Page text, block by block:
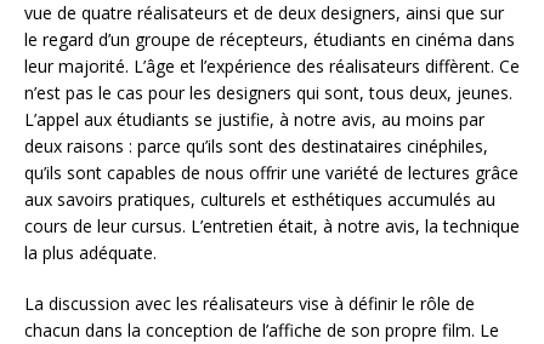
vue de quatre réalisateurs et de deux designers, ainsi que sur
le regard d’un groupe de récepteurs, étudiants en cinéma dans
leur majorité. L’âge et l’expérience des réalisateurs diffèrent. Ce
n’est pas le cas pour les designers qui sont, tous deux, jeunes.
L’appel aux étudiants se justifie, à notre avis, au moins par
deux raisons : parce qu’ils sont des destinataires cinéphiles,
qu’ils sont capables de nous offrir une variété de lectures grâce
aux savoirs pratiques, culturels et esthétiques accumulés au
cours de leur cursus. L’entretien était, à notre avis, la technique
la plus adéquate.
La discussion avec les réalisateurs vise à définir le rôle de
chacun dans la conception de l’affiche de son propre film. Le